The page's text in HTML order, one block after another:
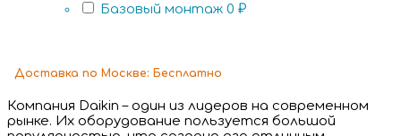
Базовый монтаж 0 ₽
Доставка по Москве: Бесплатно
Компания Daikin – один из лидеров на современном
рынке. Их оборудование пользуется большой